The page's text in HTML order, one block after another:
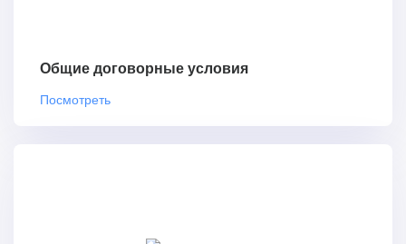
Общие договорные условия
Посмотреть